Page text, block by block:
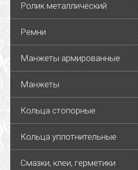
Ролик металлический
Ремни
Манжеты армированные
Манжеты
Кольца стопорные
Кольца уплотнительные
Смазки, клеи, герметики